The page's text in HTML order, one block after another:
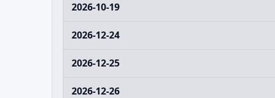
2026-10-19
2026-12-24
2026-12-25
2026-12-26